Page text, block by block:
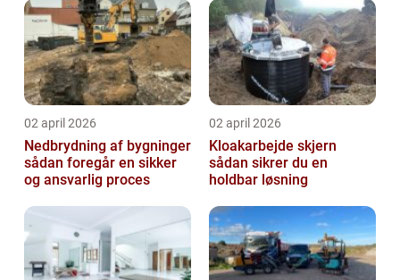
02 april 2026
Nedbrydning af bygninger
sådan foregår en sikker
og ansvarlig proces
02 april 2026
Kloakarbejde skjern
sådan sikrer du en
holdbar løsning